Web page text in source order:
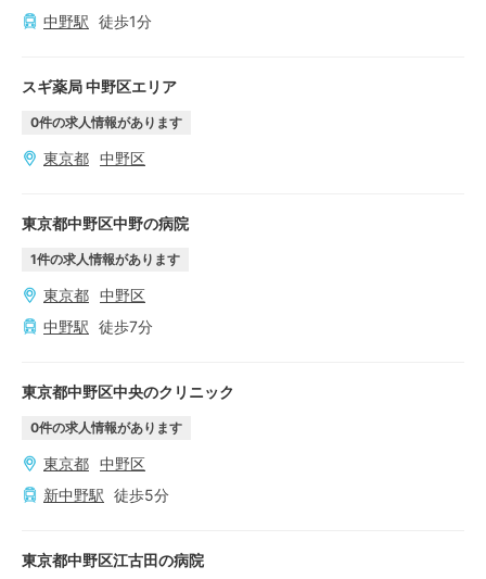
中野駅 徒歩1分
スギ薬局 中野区エリア
0件の求人情報があります
東京都 中野区
東京都中野区中野の病院
1件の求人情報があります
東京都 中野区
中野駅 徒歩7分
東京都中野区中央のクリニック
0件の求人情報があります
東京都 中野区
新中野駅 徒歩5分
東京都中野区江古田の病院